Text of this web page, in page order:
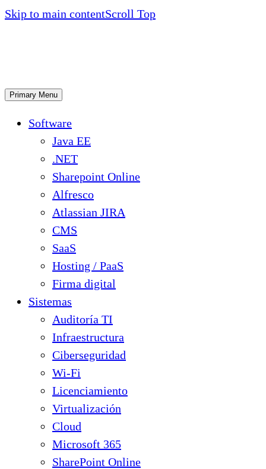
Skip to main contentScroll Top
Primary Menu
Software
Java EE
.NET
Sharepoint Online
Alfresco
Atlassian JIRA
CMS
SaaS
Hosting / PaaS
Firma digital
Sistemas
Auditoría TI
Infraestructura
Ciberseguridad
Wi-Fi
Licenciamiento
Virtualización
Cloud
Microsoft 365
SharePoint Online